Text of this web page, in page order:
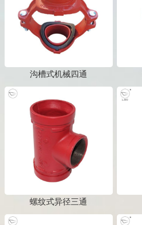
沟槽式机械四通
螺纹式异径三通